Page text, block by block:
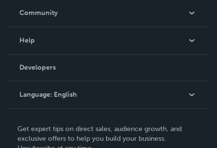
In The News
Community
Podcast
Help
Order Lookup
Knowledge Base
Contact Support
Developers
Language: English
Deutsch
Get expert tips on direct sales, audience growth, and
exclusive offers to help you build your business.